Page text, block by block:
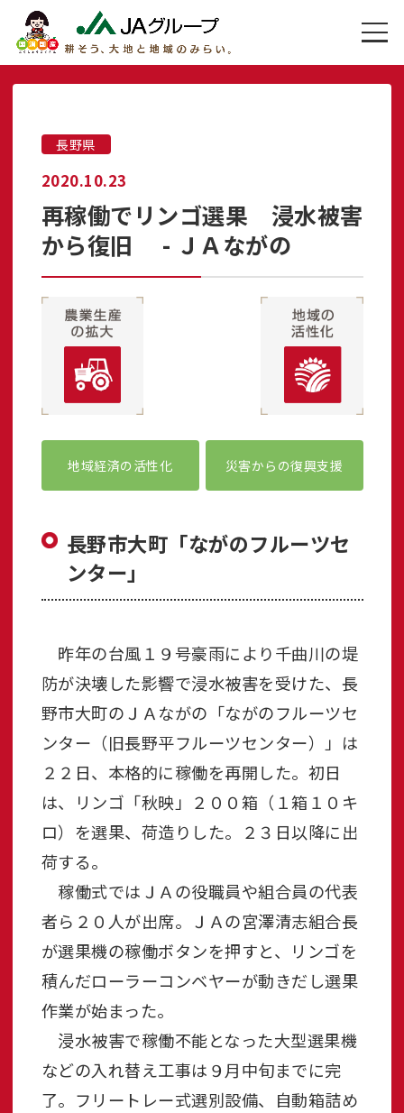
長野県
2020.10.23
再稼働でリンゴ選果 浸水被害
から復旧 - ＪＡながの
地域経済の活性化 災害からの復興支援
長野市大町「ながのフルーツセ
ンター」
昨年の台風１９号豪雨により千曲川の堤
防が決壊した影響で浸水被害を受けた、長
野市大町のＪＡながの「ながのフルーツセ
ンター（旧長野平フルーツセンター）」は
２２日、本格的に稼働を再開した。初日
は、リンゴ「秋映」２００箱（１箱１０キ
ロ）を選果、荷造りした。２３日以降に出
荷する。
稼働式ではＪＡの役職員や組合員の代表
者ら２０人が出席。ＪＡの宮澤清志組合長
が選果機の稼働ボタンを押すと、リンゴを
積んだローラーコンベヤーが動きだし選果
作業が始まった。
浸水被害で稼働不能となった大型選果機
などの入れ替え工事は９月中旬までに完
了。フリートレー式選別設備、自動箱詰め